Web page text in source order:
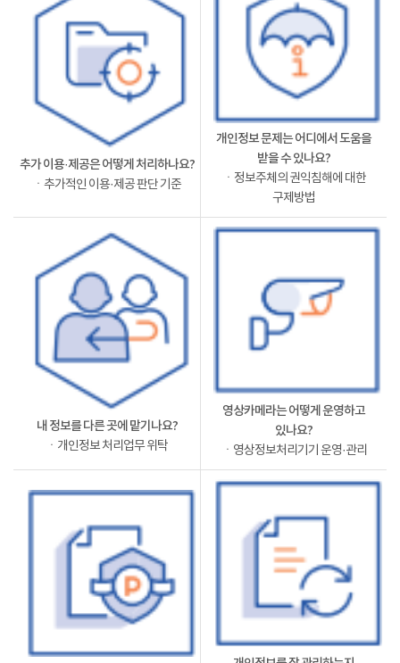
추가 이용·제공은 어떻게 처리하나요?
ㆍ추가적인 이용·제공 판단 기준
개인정보 문제는 어디에서 도움을
받을 수 있나요?
ㆍ정보주체의 권익침해에 대한
구제방법
내 정보를 다른 곳에 맡기나요?
ㆍ개인정보 처리업무 위탁
영상카메라는 어떻게 운영하고
있나요?
ㆍ영상정보처리기기 운영·관리